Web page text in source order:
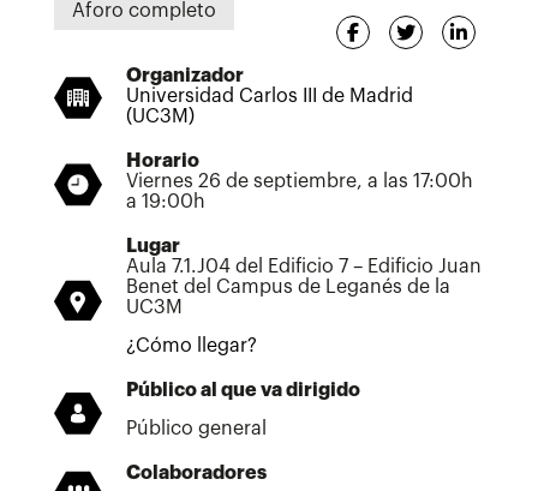
Aforo completo
Organizador
Universidad Carlos III de Madrid
(UC3M)
Horario
Viernes 26 de septiembre, a las 17:00h
a 19:00h
Lugar
Aula 7.1.J04 del Edificio 7 – Edificio Juan
Benet del Campus de Leganés de la
UC3M
¿Cómo llegar?
Público al que va dirigido
Público general
Colaboradores